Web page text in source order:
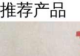
推荐产品